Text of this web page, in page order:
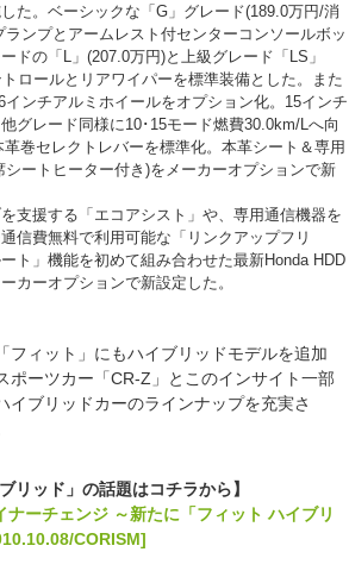
た。ベーシックな「G」グレード(189.0万円/消
ンプとアームレスト付センターコンソールボッ
ドの「L」(207.0万円)と上級グレード「LS」
ロールとリアワイパーを標準装備とした。また
インチアルミホイールをオプション化。15インチ
グレード同様に10･15モード燃費30.0km/Lへ向
革巻セレクトレバーを標準化。本革シート＆専用
ートヒーター付き)をメーカーオプションで新
支援する「エコアシスト」や、専用通信機器を
信費無料で利用可能な「リンクアップフリ
ト」機能を初めて組み合わせた最新Honda HDD
カーオプションで新設定した。
フィット」にもハイブリッドモデルを追加
ポーツカー「CR-Z」とこのインサイト一部
イブリッドカーのラインナップを充実さ
リッド」の話題はコチラから】
ナーチェンジ ～新たに「フィット ハイブリ
CORISM]